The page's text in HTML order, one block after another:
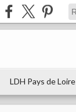
LDH Pays de Loire